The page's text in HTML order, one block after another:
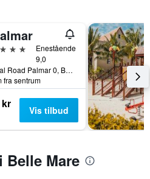
Enestående
9,0
Coastal Road Palmar 0, Belle Mare, Mauritius
fra sentrum
kr Vis tilbud
Mare